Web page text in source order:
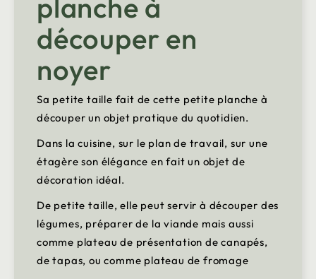
planche à
découper en
noyer
Sa petite taille fait de cette petite planche à
découper un objet pratique du quotidien.
Dans la cuisine, sur le plan de travail, sur une
étagère son élégance en fait un objet de
décoration idéal.
De petite taille, elle peut servir à découper des
légumes, préparer de la viande mais aussi
comme plateau de présentation de canapés,
de tapas, ou comme plateau de fromage